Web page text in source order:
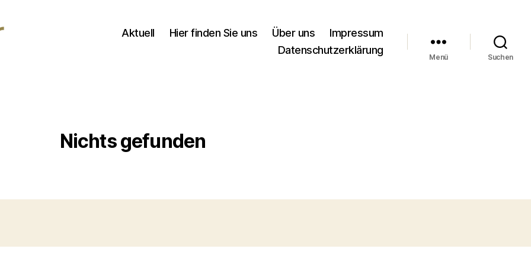
Aktuell Hier finden Sie uns Über uns
Impressum
Datenschutzerklärung
Menü Suchen
Nichts gefunden